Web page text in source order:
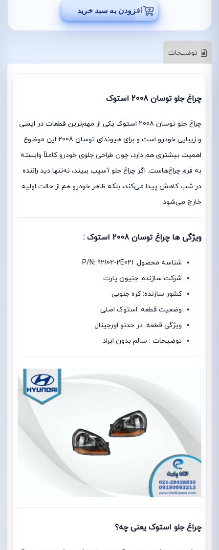
افزودن به سبد خرید
توضیحات
چراغ جلو توسان 2008 استوک
چراغ جلو توسان 2008 استوک یکی از مهم‌ترین قطعات در ایمنی
و زیبایی خودرو است و برای هیوندای توسان 2008
این موضوع
اهمیت بیشتری هم دارد، چون طراحی جلوی خودرو کاملاً وابسته
به فرم چراغ‌هاست. اگر چراغ جلو آسیب ببیند، نه‌تنها دید راننده
در شب کاهش پیدا می‌کند، بلکه ظاهر خودرو هم از حالت اولیه
خارج می‌شود.
ویژگی ها چراغ توسان 2008 استوک :
شناسه محصول: P/N: 92102-2E021
شرکت سازنده: جنیون پارت
کشور سازنده: کره جنوبی
وضعیت قطعه: استوک اصلی
ویژگی قطعه: در حدنو اورجینال
توضیحات : سالم بدون ایراد
چراغ جلو استوک یعنی چه؟